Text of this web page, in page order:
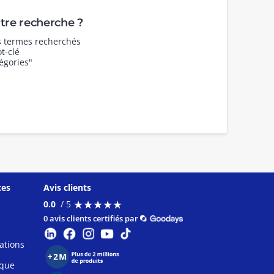
recherche ?
recherchés
clé
Avis clients
0.0 / 5 ★★★★★
★★★★★
0 avis clients certifiés par